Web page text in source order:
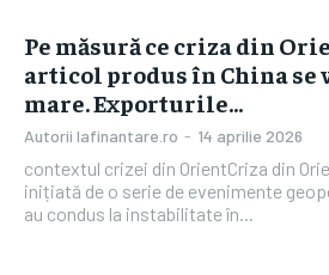
Pe măsură ce criza din
articol produs în China se
mare. Exporturile…
Autorii Iafinantare.ro - 14 aprilie 2026
contextul crizei din OrientCriza din
inițiată de o serie de evenimente
au condus la instabilitate în...